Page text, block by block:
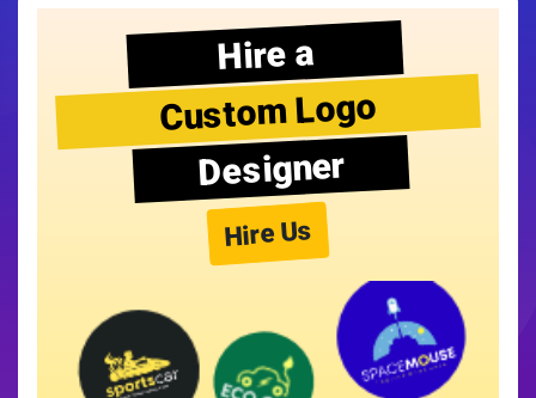
Hire a
Custom Logo
Designer
Hire Us